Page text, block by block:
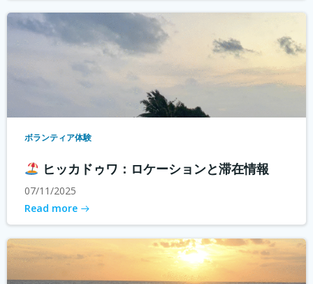
ボランティア体験
ヒッカドゥワ：ロケーションと滞在情報
07/11/2025
Read more